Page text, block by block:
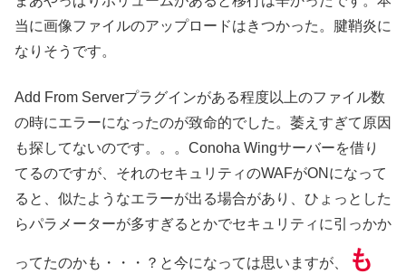
当に画像ファイルのアップロードはきつかった。腱鞘炎に
なりそうです。
Add From Serverプラグインがある程度以上のファイル数
の時にエラーになったのが致命的でした。萎えすぎて原因
も探してないのです。。。Conoha Wingサーバーを借り
てるのですが、それのセキュリティのWAFがONになって
ると、似たようなエラーが出る場合があり、ひょっとした
らパラメーターが多すぎるとかでセキュリティに引っかか
ってたのかも・・・？と今になっては思いますが、
も